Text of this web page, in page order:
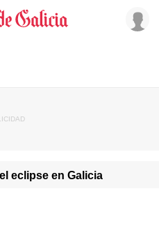
eclipse en Galicia